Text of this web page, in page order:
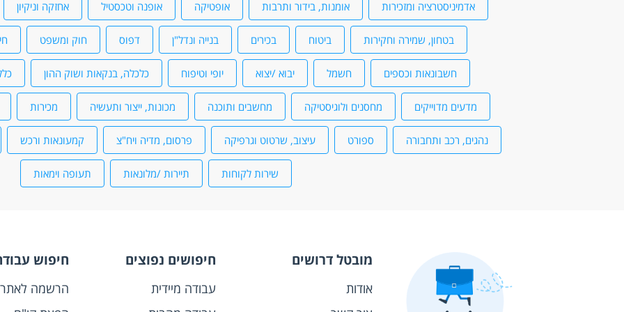
אדמיניסטרציה ומזכירות אומנות, בידור ותרבות אופטיקה אופנה וטכסטיל אחזקה וניקיון
בטחון, שמירה וחקירות ביטוח בכירים בנייה ונדל"ן דפוס חוק ומשפט
חשבונאות וכספים חשמל יבוא /יצוא יופי וטיפוח כלכלה, בנקאות ושוק ההון
מדעים מדוייקים מחסנים ולוגיסטיקה מחשבים ותוכנה מכונות, ייצור ותעשיה מכירות
נהגים, רכב ותחבורה ספורט עיצוב, שרטוט וגרפיקה פרסום, מדיה ויח"צ קמעונאות ורכש
שירות לקוחות תיירות /מלונאות תעופה וימאות
מובטל דרושים
אודות
חיפושים נפוצים
עבודה מיידית
חיפוש
הרשמה לאתר